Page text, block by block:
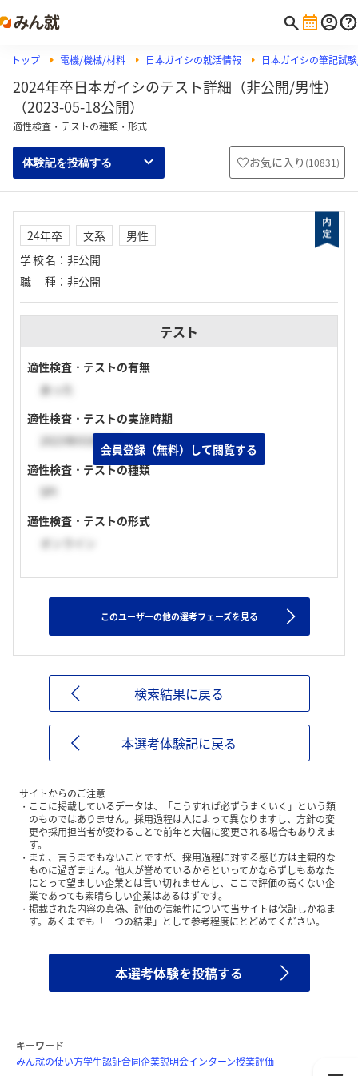
トップ 電機/機械/材料 日本ガイシの就活情報 日本ガイシの筆記試
2024年卒日本ガイシのテスト詳細（非公開/男性）
（2023-05-18公開）
適性検査・テストの種類・形式
体験記を投稿する お気に入り (10831)
24年卒 文系
男性
学校名 ： 非公開
職種 ： 非公開
テスト
適性検査・テストの有無
あった
適性検査・テストの実施時期
2023年03月中旬
適性検査・テストの種類
SPI
適性検査・テストの形式
オンライン
会員登録（無料）して閲覧する
このユーザーの他の選考フェーズを見る
検索結果に戻る
本選考体験記に戻る
サイトからのご注意
ここに掲載しているデータは、「こうすれば必ずうまくいく」という類
のものではありません。採用過程は人によって異なりますし、方針の変
更や採用担当者が変わることで前年と大幅に変更される場合もありえま
す。
また、言うまでもないことですが、採用過程に対する感じ方は主観的な
ものに過ぎません。他人が誉めているからといってかならずしもあなた
にとって望ましい企業とは言い切れませんし、ここで評価の高くない企
業であっても素晴らしい企業はあるはずです。
掲載された内容の真偽、評価の信頼性について当サイトは保証しかねま
す。あくまでも「一つの結果」として参考程度にとどめてください。
本選考体験を投稿する
キーワード
みん就の使い方学生認証合同企業説明会インターン授業評価